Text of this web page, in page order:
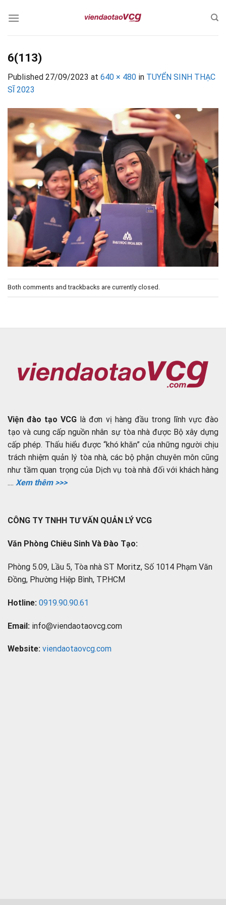
6(113)
Published 27/09/2023 at 640 × 480 in TUYỂN SINH THẠC
SĨ 2023
Both comments and trackbacks are currently closed.
Viện đào tạo VCG là đơn vị hàng đầu trong lĩnh vực đào
tạo và cung cấp nguồn nhân sự tòa nhà được Bộ xây dựng
cấp phép. Thấu hiểu được “khó khăn” của những người chịu
trách nhiệm quản lý tòa nhà, các bộ phận chuyên môn cũng
như tầm quan trọng của Dịch vụ toà nhà đối với khách hàng
.... Xem thêm >>>
CÔNG TY TNHH TƯ VẤN QUẢN LÝ VCG
Văn Phòng Chiêu Sinh Và Đào Tạo:
Phòng 5.09, Lầu 5, Tòa nhà ST Moritz, Số 1014 Phạm Văn
Đồng, Phường Hiệp Bình, TP.HCM
Hotline: 0919.90.90.61
Email: info@viendaotaovcg.com
Website: viendaotaovcg.com